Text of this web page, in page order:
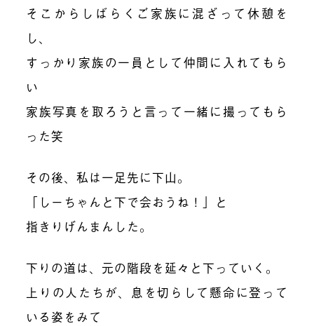
そこからしばらくご家族に混ざって休憩を
し、
すっかり家族の一員として仲間に入れてもら
い
家族写真を取ろうと言って一緒に撮ってもら
った笑
その後、私は一足先に下山。
「しーちゃんと下で会おうね！」と
指きりげんまんした。
下りの道は、元の階段を延々と下っていく。
上りの人たちが、息を切らして懸命に登って
いる姿をみて